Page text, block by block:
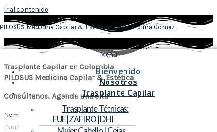
Ir al contenido
PILOSUS Medicina Capilar & Estética |Dra. Carolina Gómez
Menú
Bienvenido
Nosotros
Trasplante Capilar
Trasplante Técnicas:
FUE|ZAFIRO |DHI
Trasplante Capilar en Colombia
PILOSUS Medicina Capilar & Estética
Consúltanos, Agenda una cita
Nombre